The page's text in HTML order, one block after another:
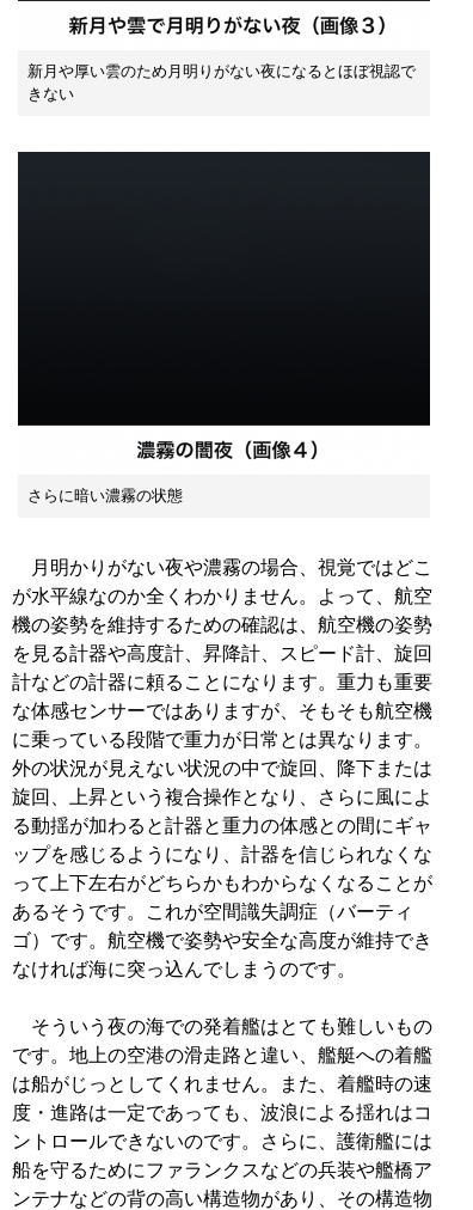
新月や厚い雲のため月明りがない夜になるとほぼ視認で
きない
さらに暗い濃霧の状態
月明かりがない夜や濃霧の場合、視覚ではどこ
が水平線なのか全くわかりません。よって、航空
機の姿勢を維持するための確認は、航空機の姿勢
を見る計器や高度計、昇降計、スピード計、旋回
計などの計器に頼ることになります。重力も重要
な体感センサーではありますが、そもそも航空機
に乗っている段階で重力が日常とは異なります。
外の状況が見えない状況の中で旋回、降下または
旋回、上昇という複合操作となり、さらに風によ
る動揺が加わると計器と重力の体感との間にギャ
ップを感じるようになり、計器を信じられなくな
って上下左右がどちらかもわからなくなることが
あるそうです。これが空間識失調症（バーティ
ゴ）です。航空機で姿勢や安全な高度が維持でき
なければ海に突っ込んでしまうのです。
そういう夜の海での発着艦はとても難しいもの
です。地上の空港の滑走路と違い、艦艇への着艦
は船がじっとしてくれません。また、着艦時の速
度・進路は一定であっても、波浪による揺れはコ
ントロールできないのです。さらに、護衛艦には
船を守るためにファランクスなどの兵装や艦橋ア
ンテナなどの背の高い構造物があり、その構造物